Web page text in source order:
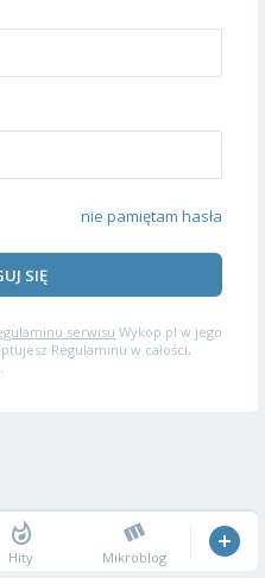
nie pamiętam hasła
SIĘ
serwisu Wykop.pl w jego
Regulaminu w całości,
Hity Mikroblog